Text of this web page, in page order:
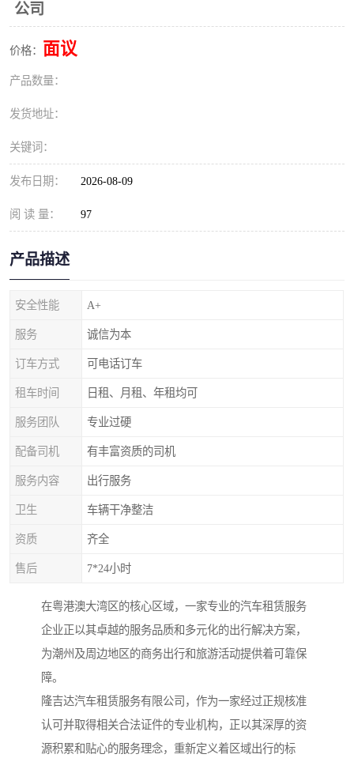
公司
价格： 面议
产品数量：
发货地址：
关键词：
发布日期： 2026-08-09
阅 读 量： 97
产品描述
安全性能 A+
服务 诚信为本
订车方式 可电话订车
租车时间 日租、月租、年租均可
服务团队 专业过硬
配备司机 有丰富资质的司机
服务内容 出行服务
卫生 车辆干净整洁
资质 齐全
售后 7*24小时
在粤港澳大湾区的核心区域，一家专业的汽车租赁服务
企业正以其卓越的服务品质和多元化的出行解决方案，
为潮州及周边地区的商务出行和旅游活动提供着可靠保
障。
隆吉达汽车租赁服务有限公司，作为一家经过正规核准
认可并取得相关合法证件的专业机构，正以其深厚的资
源积累和贴心的服务理念，重新定义着区域出行的标